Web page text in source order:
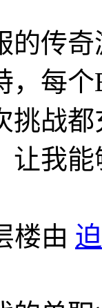
的传
，每
挑战
让我
楼由